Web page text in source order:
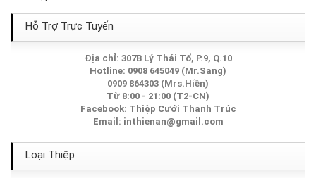
Thiệp Cưới TA214A
Thiệp Cưới TA198
Thiệp Cưới TA286
Thiệp Cưới TA242A
Hỗ Trợ Trực Tuyến
Địa chỉ: 307B Lý Thái Tổ, P.9, Q.10
Hotline: 0908 645049 (Mr.Sang)
0909 864303 (Mrs.Hiền)
Từ 8:00 - 21:00 (T2-CN)
Facebook: Thiệp Cưới Thanh Trúc
Email: inthienan@gmail.com
Loại Thiệp